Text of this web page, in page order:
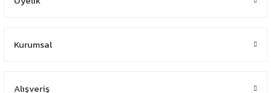
Kurumsal
Alışveriş